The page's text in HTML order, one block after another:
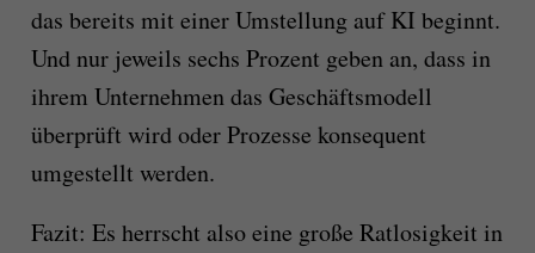
das bereits mit einer Umstellung auf KI beginnt.
Und nur jeweils sechs Prozent geben an, dass in
ihrem Unternehmen das Geschäftsmodell
überprüft wird oder Prozesse konsequent
umgestellt werden.
Fazit: Es herrscht also eine große Ratlosigkeit in